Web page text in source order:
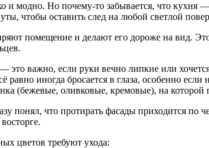
и модно. Но почему-то забывается, что кухня
чтобы оставить след на любой светлой
помещение и делают его дороже на вид.
важно, если руки вечно липкие или
иногда бросается в глаза, особенно
(бежевые, оливковые, кремовые), на которой
что протирать фасады приходится по
цветов требуют ухода: